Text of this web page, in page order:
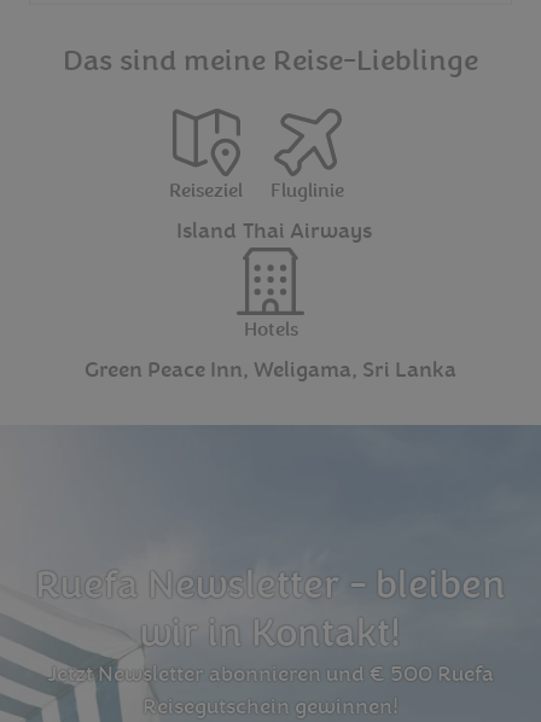
Das sind meine Reise-Lieblinge
Reiseziel
Island
Fluglinie
Thai Airways
Hotels
Green Peace Inn, Weligama, Sri Lanka
Ruefa Newsletter - bleiben
wir in Kontakt!
Jetzt Newsletter abonnieren und € 500 Ruefa
Reisegutschein gewinnen!